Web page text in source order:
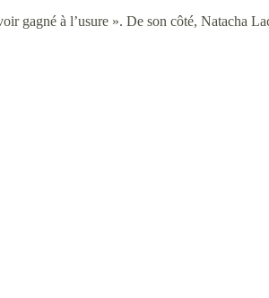
gagné à l’usure ». De son côté, Natacha